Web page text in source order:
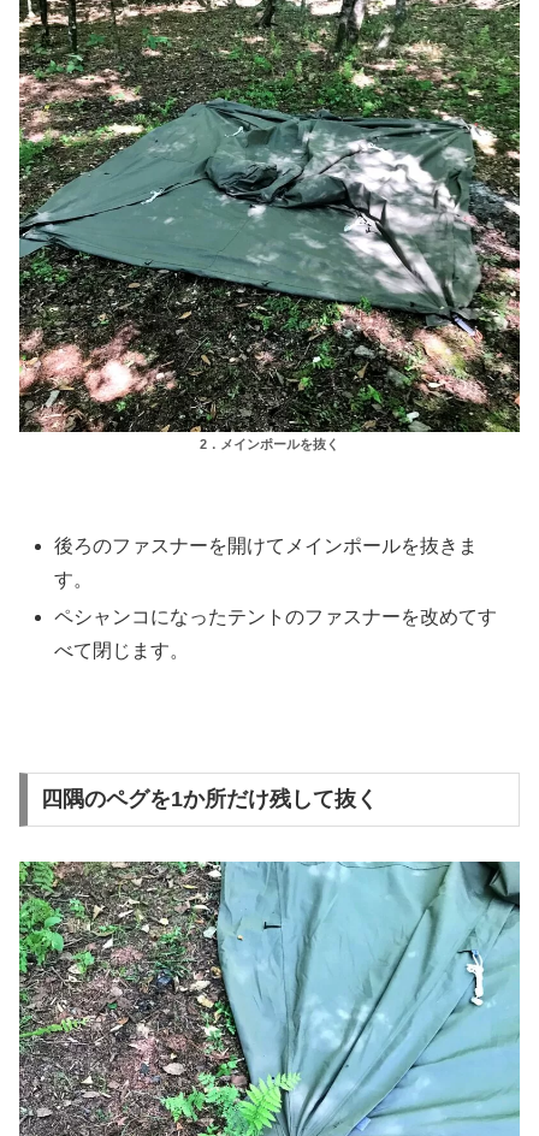
2．メインポールを抜く
後ろのファスナーを開けてメインポールを抜きま
す。
ペシャンコになったテントのファスナーを改めてす
べて閉じます。
四隅のペグを1か所だけ残して抜く